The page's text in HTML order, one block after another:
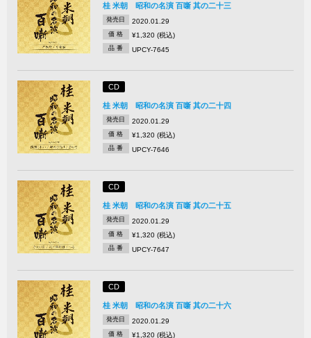
桂 米朝 昭和の名演 百噺 其の二十三
発売日 2020.01.29
価 格 ¥1,320 (税込)
品 番 UPCY-7645
CD
桂 米朝 昭和の名演 百噺 其の二十四
発売日 2020.01.29
価 格 ¥1,320 (税込)
品 番 UPCY-7646
CD
桂 米朝 昭和の名演 百噺 其の二十五
発売日 2020.01.29
価 格 ¥1,320 (税込)
品 番 UPCY-7647
CD
桂 米朝 昭和の名演 百噺 其の二十六
発売日 2020.01.29
価 格 ¥1,320 (税込)